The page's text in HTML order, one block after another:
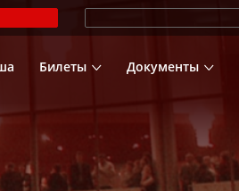
Билеты Документы